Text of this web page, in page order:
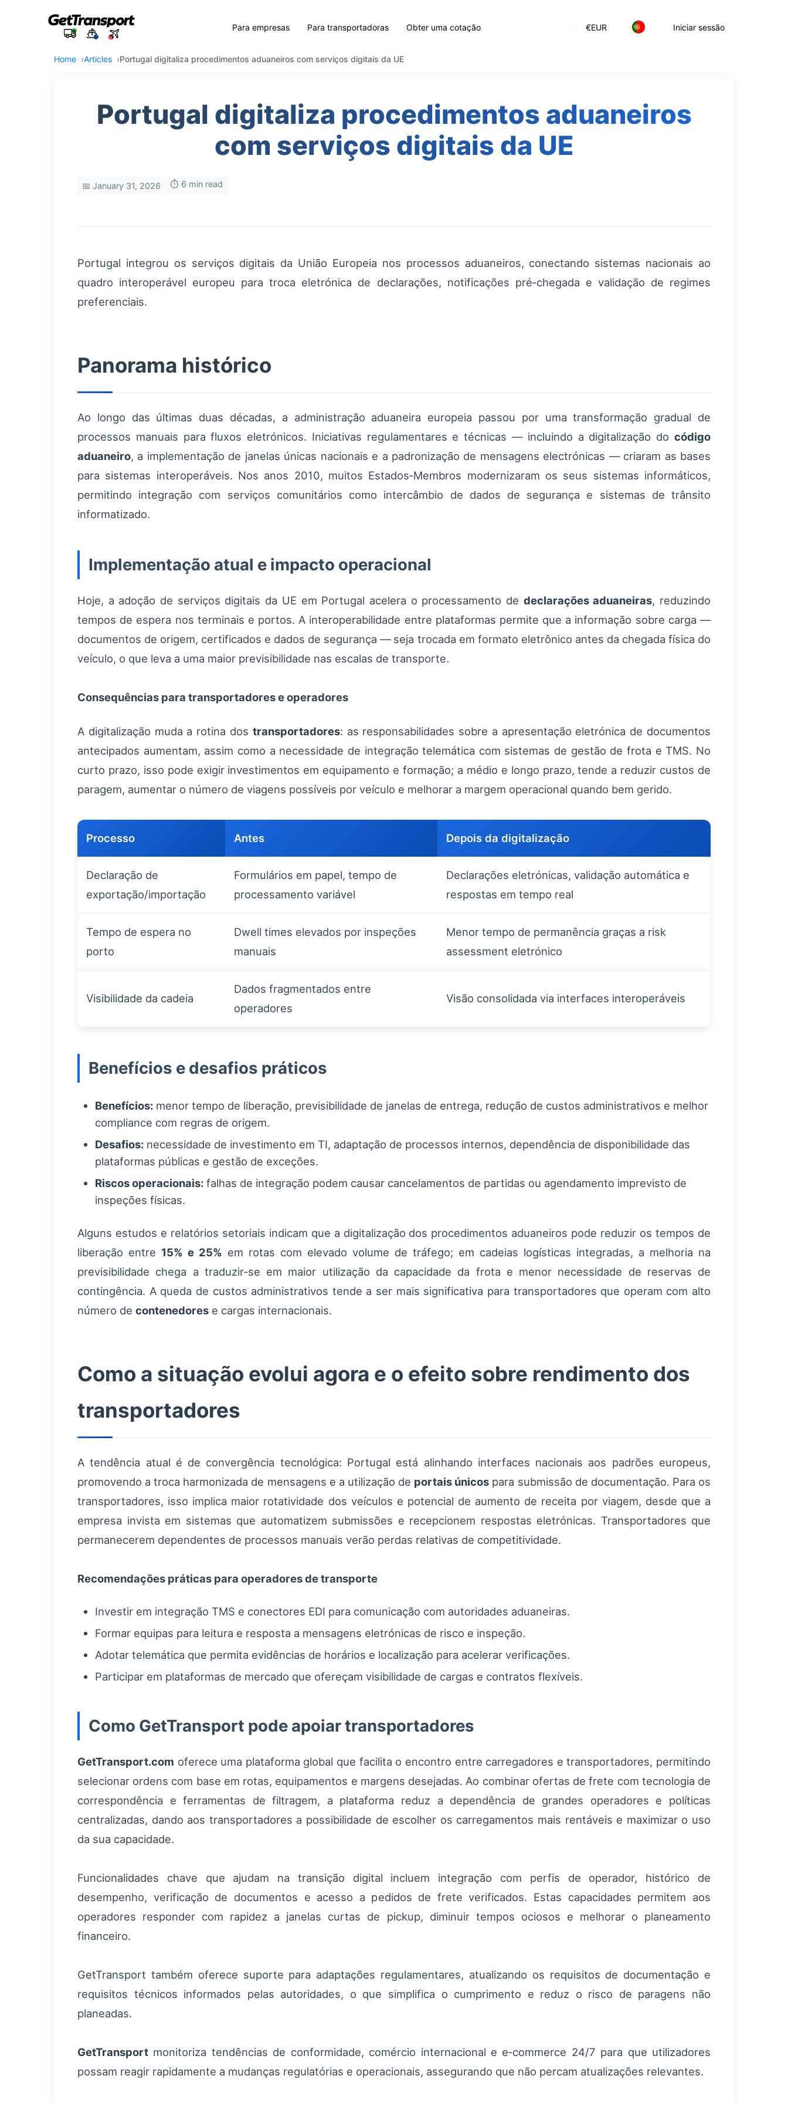
€EUR Iniciar sessão
Para empresas Para transportadoras Obter uma cotação
Home Articles Portugal digitaliza procedimentos aduaneiros com serviços digitais da UE
Portugal digitaliza procedimentos aduaneiros
com serviços digitais da UE
📅 January 31, 2026 ⏱️ 6 min read
Portugal integrou os serviços digitais da União Europeia nos processos aduaneiros, conectando sistemas nacionais ao
quadro interoperável europeu para troca eletrónica de declarações, notificações pré‑chegada e validação de regimes
preferenciais.
Panorama histórico
Ao longo das últimas duas décadas, a administração aduaneira europeia passou por uma transformação gradual de
processos manuais para fluxos eletrónicos. Iniciativas regulamentares e técnicas — incluindo a digitalização do código
aduaneiro, a implementação de janelas únicas nacionais e a padronização de mensagens electrónicas — criaram as bases
para sistemas interoperáveis. Nos anos 2010, muitos Estados‑Membros modernizaram os seus sistemas informáticos,
permitindo integração com serviços comunitários como intercâmbio de dados de segurança e sistemas de trânsito
informatizado.
Implementação atual e impacto operacional
Hoje, a adoção de serviços digitais da UE em Portugal acelera o processamento de declarações aduaneiras, reduzindo
tempos de espera nos terminais e portos. A interoperabilidade entre plataformas permite que a informação sobre carga —
documentos de origem, certificados e dados de segurança — seja trocada em formato eletrônico antes da chegada física do
veículo, o que leva a uma maior previsibilidade nas escalas de transporte.
Consequências para transportadores e operadores
A digitalização muda a rotina dos transportadores: as responsabilidades sobre a apresentação eletrónica de documentos
antecipados aumentam, assim como a necessidade de integração telemática com sistemas de gestão de frota e TMS. No
curto prazo, isso pode exigir investimentos em equipamento e formação; a médio e longo prazo, tende a reduzir custos de
paragem, aumentar o número de viagens possíveis por veículo e melhorar a margem operacional quando bem gerido.
Processo Antes Depois da digitalização
Declaração de
exportação/importação
Formulários em papel, tempo de
processamento variável
Declarações eletrónicas, validação automática e
respostas em tempo real
Tempo de espera no
porto
Dwell times elevados por inspeções
manuais
Menor tempo de permanência graças a risk
assessment eletrónico
Visibilidade da cadeia
Dados fragmentados entre
operadores
Visão consolidada via interfaces interoperáveis
Benefícios e desafios práticos
Benefícios: menor tempo de liberação, previsibilidade de janelas de entrega, redução de custos administrativos e melhor
compliance com regras de origem.
Desafios: necessidade de investimento em TI, adaptação de processos internos, dependência de disponibilidade das
plataformas públicas e gestão de exceções.
Riscos operacionais: falhas de integração podem causar cancelamentos de partidas ou agendamento imprevisto de
inspeções físicas.
Alguns estudos e relatórios setoriais indicam que a digitalização dos procedimentos aduaneiros pode reduzir os tempos de
liberação entre 15% e 25% em rotas com elevado volume de tráfego; em cadeias logísticas integradas, a melhoria na
previsibilidade chega a traduzir‑se em maior utilização da capacidade da frota e menor necessidade de reservas de
contingência. A queda de custos administrativos tende a ser mais significativa para transportadores que operam com alto
número de contenedores e cargas internacionais.
Como a situação evolui agora e o efeito sobre rendimento dos
transportadores
A tendência atual é de convergência tecnológica: Portugal está alinhando interfaces nacionais aos padrões europeus,
promovendo a troca harmonizada de mensagens e a utilização de portais únicos para submissão de documentação. Para os
transportadores, isso implica maior rotatividade dos veículos e potencial de aumento de receita por viagem, desde que a
empresa invista em sistemas que automatizem submissões e recepcionem respostas eletrónicas. Transportadores que
permanecerem dependentes de processos manuais verão perdas relativas de competitividade.
Recomendações práticas para operadores de transporte
Investir em integração TMS e conectores EDI para comunicação com autoridades aduaneiras.
Formar equipas para leitura e resposta a mensagens eletrónicas de risco e inspeção.
Adotar telemática que permita evidências de horários e localização para acelerar verificações.
Participar em plataformas de mercado que ofereçam visibilidade de cargas e contratos flexíveis.
Como GetTransport pode apoiar transportadores
GetTransport.com oferece uma plataforma global que facilita o encontro entre carregadores e transportadores, permitindo
selecionar ordens com base em rotas, equipamentos e margens desejadas. Ao combinar ofertas de frete com tecnologia de
correspondência e ferramentas de filtragem, a plataforma reduz a dependência de grandes operadores e políticas
centralizadas, dando aos transportadores a possibilidade de escolher os carregamentos mais rentáveis e maximizar o uso
da sua capacidade.
Funcionalidades chave que ajudam na transição digital incluem integração com perfis de operador, histórico de
desempenho, verificação de documentos e acesso a pedidos de frete verificados. Estas capacidades permitem aos
operadores responder com rapidez a janelas curtas de pickup, diminuir tempos ociosos e melhorar o planeamento
financeiro.
GetTransport também oferece suporte para adaptações regulamentares, atualizando os requisitos de documentação e
requisitos técnicos informados pelas autoridades, o que simplifica o cumprimento e reduz o risco de paragens não
planeadas.
GetTransport monitoriza tendências de conformidade, comércio internacional e e‑commerce 24/7 para que utilizadores
possam reagir rapidamente a mudanças regulatórias e operacionais, assegurando que não percam atualizações relevantes.